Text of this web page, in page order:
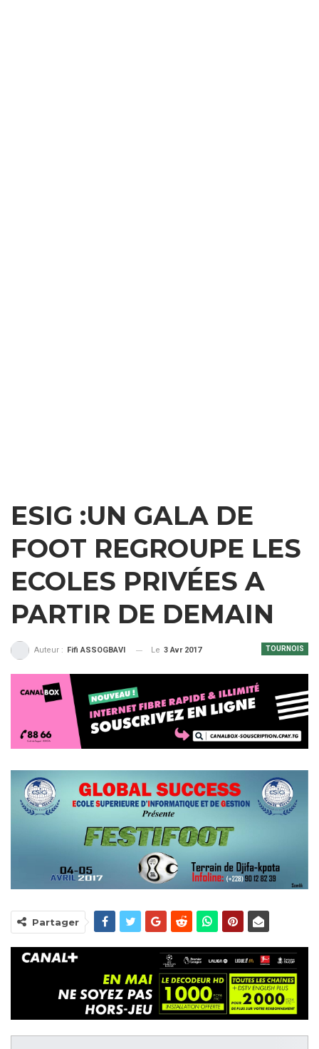
ESIG :UN GALA DE
FOOT REGROUPE LES
ECOLES PRIVÉES A
PARTIR DE DEMAIN
TOURNOIS
Auteur : Fifi ASSOGBAVI Le 3 Avr 2017
Partager